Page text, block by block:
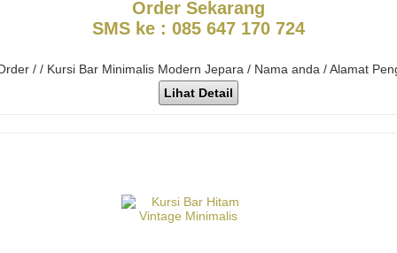
Order Sekarang
SMS ke : 085 647 170 724
/ / Kursi Bar Minimalis Modern Jepara / Nama anda / Alamat
Lihat Detail